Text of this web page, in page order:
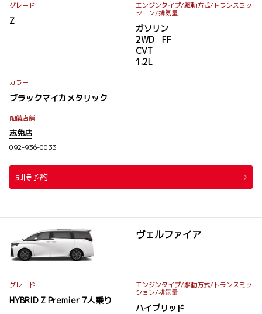
グレード
Z
エンジンタイプ/駆動方式/ トランスミッ
ション/排気量
ガソリン
2WD FF
CVT
1.2L
カラー
ブラックマイカメタリック
配備店舗
志免店
092-936-0033
即時予約
ヴェルファイア
グレード
HYBRID Z Premier 7人乗り
エンジンタイプ/駆動方式/ トランスミッ
ション/排気量
ハイブリッド